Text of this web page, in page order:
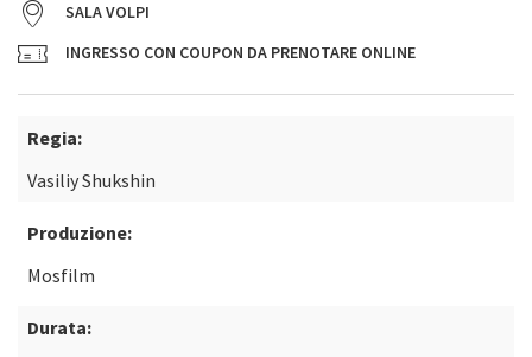
SALA VOLPI
INGRESSO CON COUPON DA PRENOTARE ONLINE
Regia:
Vasiliy Shukshin
Produzione:
Mosfilm
Durata: